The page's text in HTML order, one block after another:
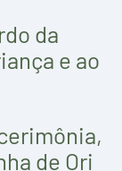
da
e ao
de Ori